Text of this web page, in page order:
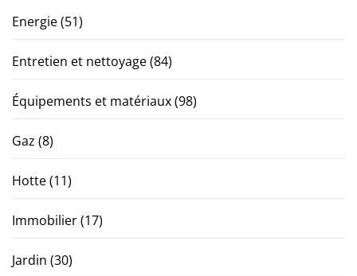
Energie(51)
Entretien et nettoyage(84)
Équipements et matériaux(98)
Gaz (8)
Hotte(11)
Immobilier(17)
Jardin (30)